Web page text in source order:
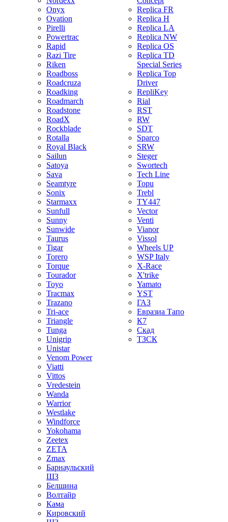
Onyx
Ovation
Pirelli
Powertrac
Rapid
Razi Tire
Riken
Roadboss
Roadcruza
Roadking
Roadmarch
Roadstone
RoadX
Rockblade
Rotalla
Royal Black
Sailun
Satoya
Sava
Seamtyre
Sonix
Starmaxx
Sunfull
Sunny
Sunwide
Taurus
Tigar
Torero
Torque
Tourador
Toyo
Tracmax
Trazano
Tri-ace
Triangle
Tunga
Unigrip
Unistar
Venom Power
Viatti
Vittos
Vredestein
Wanda
Warrior
Westlake
Windforce
Yokohama
Zeetex
ZETA
Zmax
Барнаульский
ШЗ
Белшина
Волтайр
Кама
Кировский
Replica FR
Replica H
Replica LA
Replica NW
Replica OS
Replica TD
Special Series
Replica Top
Driver
RepliKey
Rial
RST
RW
SDT
Sparco
SRW
Steger
Swortech
Tech Line
Topu
Trebl
TY447
Vector
Venti
Vianor
Vissol
Wheels UP
WSP Italy
X-Race
X'trike
Yamato
YST
ГАЗ
Евразиа Тапо
К7
Скад
ТЗСК